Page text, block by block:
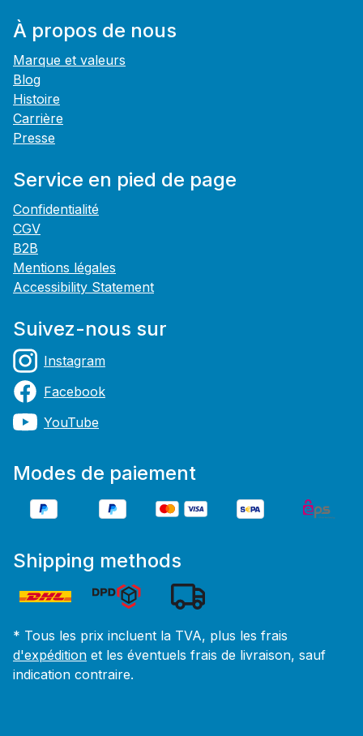
À propos de nous
Marque et valeurs
Blog
Histoire
Carrière
Presse
Service en pied de page
Confidentialité
CGV
B2B
Mentions légales
Accessibility Statement
Suivez-nous sur
Instagram
Facebook
YouTube
Modes de paiement
Shipping methods
* Tous les prix incluent la TVA, plus les frais
d'expédition et les éventuels frais de livraison, sauf
indication contraire.